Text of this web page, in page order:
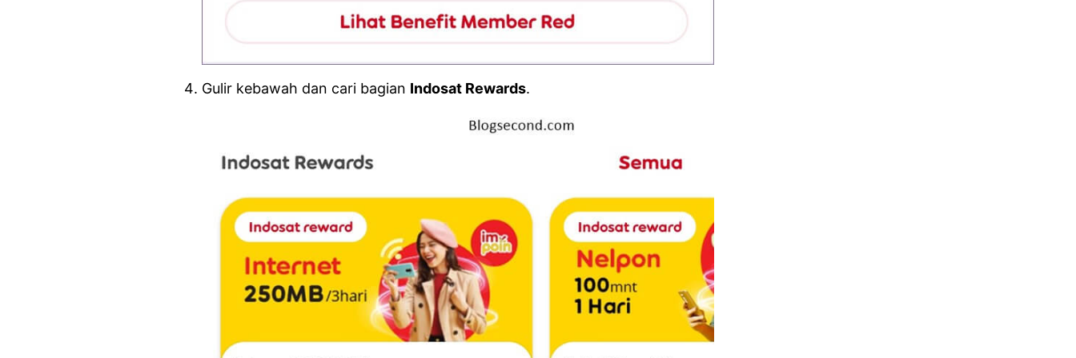
Gulir kebawah dan cari bagian Indosat Rewards.